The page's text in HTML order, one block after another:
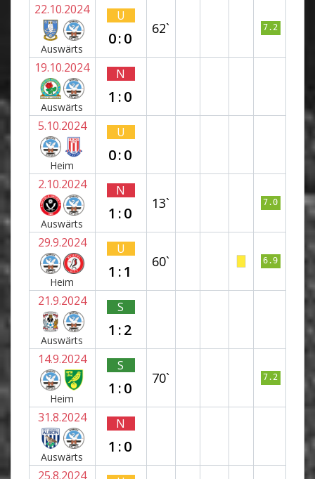
22.10.2024
Auswärts
U
0:0
62` 7.2
19.10.2024
Auswärts
N
1:0
5.10.2024
Heim
U
0:0
2.10.2024
Auswärts
N
1:0
13` 7.0
29.9.2024
Heim
U
1:1
60` 6.9
21.9.2024
Auswärts
S
1:2
14.9.2024
Heim
S
1:0
70` 7.2
31.8.2024
Auswärts
N
1:0
25.8.2024